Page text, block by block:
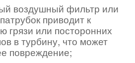
воздушный фильтр или
приводит к
грязи или посторонних
в турбину, что может
повреждение;